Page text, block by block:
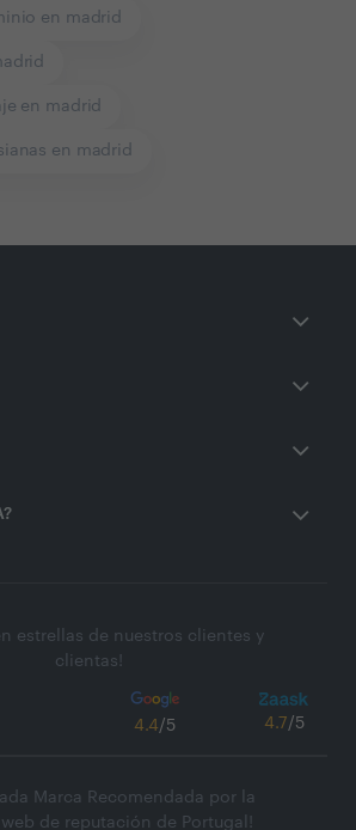
en madrid
en madrid
en madrid
estrellas de nuestros clientes y
clientas!
4.4/5 4.7/5
Marca Recomendada por la
de reputación de Portugal!